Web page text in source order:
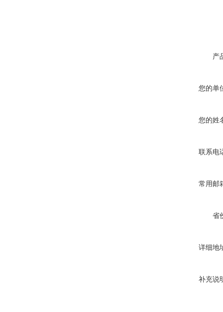
产
您的单
您的姓
联系电
常用邮
省
详细地
补充说